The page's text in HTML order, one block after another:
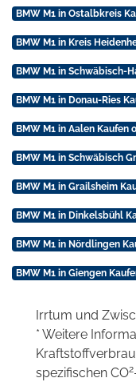
BMW M1 in Ostalbkreis
BMW M1 in Kreis
BMW M1 in Schwäbisch-
BMW M1 in Donau-Ries
BMW M1 in Aalen Kaufen
BMW M1 in Schwäbisch
BMW M1 in Grailsheim
BMW M1 in Dinkelsbühl
BMW M1 in Nördlingen
BMW M1 in Giengen
Irrtum und
* Weitere
spezifischen CO2